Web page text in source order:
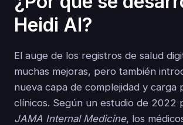
Heidi AI?
El auge de los registros de salud
muchas mejoras, pero también
nueva capa de complejidad y carga
clínicos. Según un estudio de 2022
JAMA Internal Medicine, los